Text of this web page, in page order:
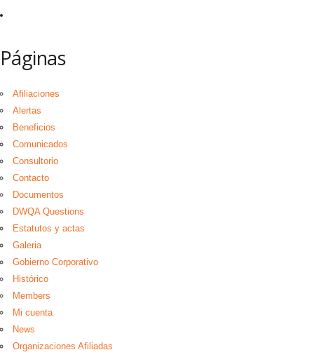
Páginas
Afiliaciones
Alertas
Beneficios
Comunicados
Consultorio
Contacto
Documentos
DWQA Questions
Estatutos y actas
Galeria
Gobierno Corporativo
Histórico
Members
Mi cuenta
News
Organizaciones Afiliadas